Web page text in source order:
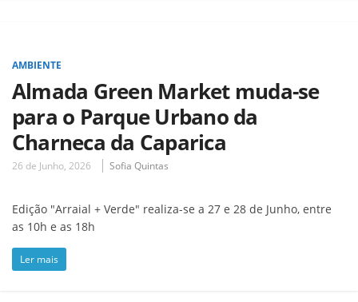
AMBIENTE
Almada Green Market muda-se
para o Parque Urbano da
Charneca da Caparica
26 de Junho, 2026 Sofia Quintas
Edição "Arraial + Verde" realiza-se a 27 e 28 de Junho, entre
as 10h e as 18h
Ler mais